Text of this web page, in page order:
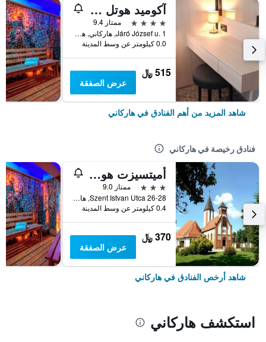
آكوميد هوتل هاركاني
4 نجوم
ممتاز 9.4
Járó József u. 1, هاركاني, هنغاريا
0.0 كيلومتر عن وسط المدينة
515 ﷼
عرض الصفقة
شاهد المزيد من أهم الفنادق في هاركاني
فنادق رخيصة في هاركاني
أميتسيزت هوتل هاركاني
3 نجوم
ممتاز 9.0
Szent Istvan Utca 26-28, هاركاني, هنغاريا
0.4 كيلومتر عن وسط المدينة
370 ﷼
عرض الصفقة
شاهد أرخص الفنادق في هاركاني
استكشف هاركاني